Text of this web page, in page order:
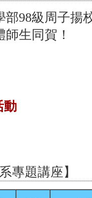
部98級周子揚
師生同賀！
動
專題講座】